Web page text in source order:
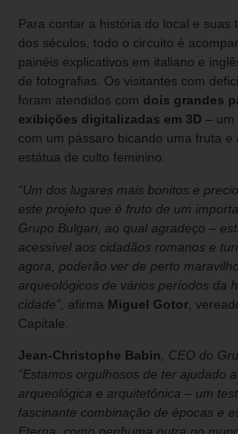
Para contar a história do local e suas
dos séculos, todo o circuito é
painéis explicativos em italiano e
de fotografias. Os visitantes com
foram atendidos com dois grandes
exibições digitalizadas em 3D – um
com um pássaro bicando uma fruta e
estátua de culto feminino.
“Um dos lugares mais bonitos e
este projeto que é fruto de um
Grupo Bulgari, ao qual agradeço –
acessível aos cidadãos romanos e
agora, poderão ver de perto
arqueológicos de vários períodos da
cidade”, afirma Miguel Gotor ,
Capitale.
Jean-Christophe Babin , CEO do
“Estamos orgulhosos de ter ajudado
arqueológica e arquitetônica – um
fascinante combinação de épocas e